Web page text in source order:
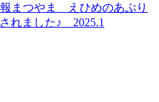
れました♪ 2025.1